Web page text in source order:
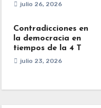
julio 26, 2026
Contradicciones en
la democracia en
tiempos de la 4 T
julio 23, 2026